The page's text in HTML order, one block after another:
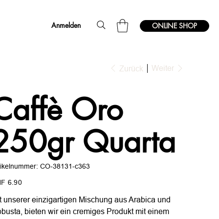
Anmelden ONLINE SHOP
Zurück Weiter
Oro
Quarta
Artikelnummer:
CO-
CO-38131-c363
6.90
unserer einzigartigen Mischung aus Arabica und
bieten wir ein cremiges Produkt mit einem